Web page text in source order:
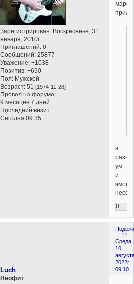
Зарегистрирован: Воскресенье, 31
января, 2010г.
Приглашений: 0
Сообщений: 25877
Уважение: +1038
Позитив: +690
Пол: Мужской
Возраст: 51[1974-11-28]
Провел на форуме:
9 месяцев 7 дней
Последний визит:
Сегодня 09:35
а
разве
ум
и
0
22
Среда,
10
2022г.
09:10
Luch
Неофит